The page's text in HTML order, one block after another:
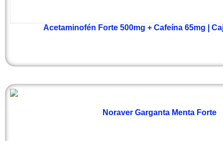
Acetaminofén Forte 500mg + Cafeína 65mg |
Noraver Garganta Menta Forte